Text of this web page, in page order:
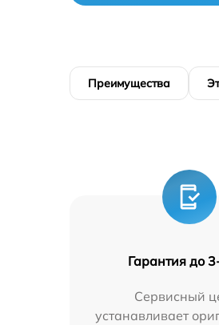
Преимущества
Гарантия до
Сервисный
устанавливает